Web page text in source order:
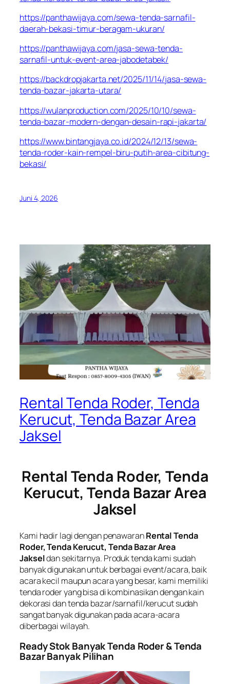
https://panthawijaya.com/sewa-tenda-sarnafil-
daerah-bekasi-timur-beragam-ukuran/
https://panthawijaya.com/jasa-sewa-tenda-
sarnafil-untuk-event-area-jabodetabek/
https://backdropjakarta.net/2025/11/14/jasa-sewa-
tenda-bazar-jakarta-utara/
https://wulanproduction.com/2025/10/10/sewa-
tenda-bazar-modern-dengan-desain-rapi-jakarta/
https://www.bintangjaya.co.id/2024/12/13/sewa-
tenda-roder-kain-rempel-biru-putih-area-cibitung-
bekasi/
Juni 4, 2026
Rental Tenda Roder, Tenda
Kerucut, Tenda Bazar Area
Jaksel
Rental Tenda Roder, Tenda
Kerucut, Tenda Bazar Area
Jaksel
Kami hadir lagi dengan penawaranRental Tenda
Roder, Tenda Kerucut, Tenda Bazar Area
Jakseldan sekitarnya. Produk tenda kami sudah
banyak digunakan untuk berbagai event/acara, baik
acara kecil maupun acara yang besar, kami memiliki
tenda roder yang bisa di kombinasikan dengan kain
dekorasi dan tenda bazar/sarnafil/kerucut sudah
sangat banyak digunakan pada acara-acara
diberbagai wilayah.
Ready Stok Banyak Tenda Roder & Tenda
Bazar Banyak Pilihan